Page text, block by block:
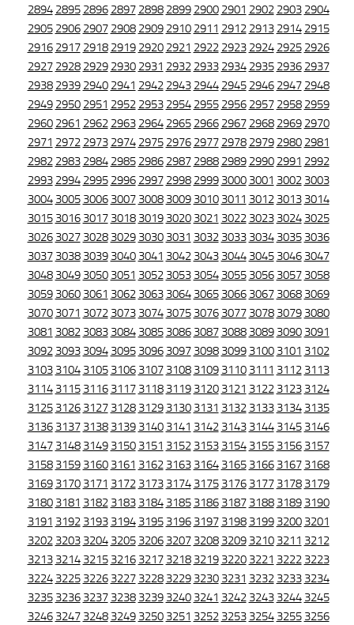
2894 2895 2896 2897 2898 2899 2900 2901 2902 2903 2904
2905 2906 2907 2908 2909 2910 2911 2912 2913 2914 2915
2916 2917 2918 2919 2920 2921 2922 2923 2924 2925 2926
2927 2928 2929 2930 2931 2932 2933 2934 2935 2936 2937
2938 2939 2940 2941 2942 2943 2944 2945 2946 2947 2948
2949 2950 2951 2952 2953 2954 2955 2956 2957 2958 2959
2960 2961 2962 2963 2964 2965 2966 2967 2968 2969 2970
2971 2972 2973 2974 2975 2976 2977 2978 2979 2980 2981
2982 2983 2984 2985 2986 2987 2988 2989 2990 2991 2992
2993 2994 2995 2996 2997 2998 2999 3000 3001 3002 3003
3004 3005 3006 3007 3008 3009 3010 3011 3012 3013 3014
3015 3016 3017 3018 3019 3020 3021 3022 3023 3024 3025
3026 3027 3028 3029 3030 3031 3032 3033 3034 3035 3036
3037 3038 3039 3040 3041 3042 3043 3044 3045 3046 3047
3048 3049 3050 3051 3052 3053 3054 3055 3056 3057 3058
3059 3060 3061 3062 3063 3064 3065 3066 3067 3068 3069
3070 3071 3072 3073 3074 3075 3076 3077 3078 3079 3080
3081 3082 3083 3084 3085 3086 3087 3088 3089 3090 3091
3092 3093 3094 3095 3096 3097 3098 3099 3100 3101 3102
3103 3104 3105 3106 3107 3108 3109 3110 3111 3112 3113
3114 3115 3116 3117 3118 3119 3120 3121 3122 3123 3124
3125 3126 3127 3128 3129 3130 3131 3132 3133 3134 3135
3136 3137 3138 3139 3140 3141 3142 3143 3144 3145 3146
3147 3148 3149 3150 3151 3152 3153 3154 3155 3156 3157
3158 3159 3160 3161 3162 3163 3164 3165 3166 3167 3168
3169 3170 3171 3172 3173 3174 3175 3176 3177 3178 3179
3180 3181 3182 3183 3184 3185 3186 3187 3188 3189 3190
3191 3192 3193 3194 3195 3196 3197 3198 3199 3200 3201
3202 3203 3204 3205 3206 3207 3208 3209 3210 3211 3212
3213 3214 3215 3216 3217 3218 3219 3220 3221 3222 3223
3224 3225 3226 3227 3228 3229 3230 3231 3232 3233 3234
3235 3236 3237 3238 3239 3240 3241 3242 3243 3244 3245
3246 3247 3248 3249 3250 3251 3252 3253 3254 3255 3256